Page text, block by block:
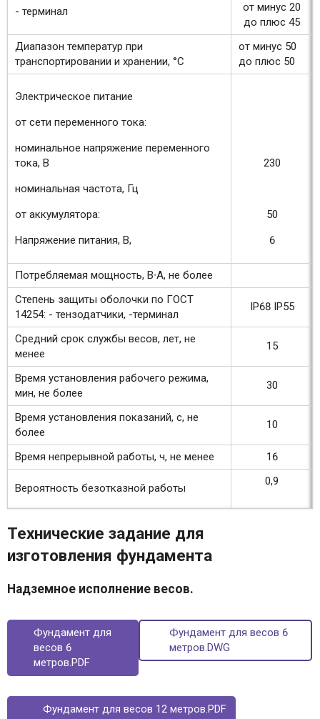
- терминал
от минус 20
до плюс 45
Диапазон температур при
транспортировании и хранении, °С
от минус 50
до плюс 50
Электрическое питание
от сети переменного тока:
номинальное напряжение переменного
тока, В
номинальная частота, Гц
от аккумулятора:
Напряжение питания, В,
230
50
6
Потребляемая мощность, В∙А, не более
Степень защиты оболочки по ГОСТ
14254: - тензодатчики, -терминал
IP68 IP55
Средний срок службы весов, лет, не
менее
15
Время установления рабочего режима,
мин, не более
30
Время установления показаний, с, не
более
10
Время непрерывной работы, ч, не менее 16
Вероятность безотказной работы
0,9
Технические задание для
изготовления фундамента
Надземное исполнение весов.
Фундамент для
весов 6
метров.PDF
Фундамент для весов 6
метров.DWG
Фундамент для весов 12 метров.PDF